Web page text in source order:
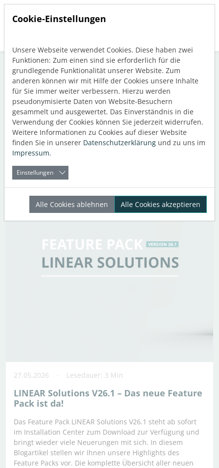
Direkt zur Hauptnavigation springen
Direkt zum Inhalt springen
Schlagwort: Trinkwasser
27.05.2026 Lesedauer: 3 Min
LINEAR Solutions V26.1 – Das neue Feature
Pack ist da!
Das Feature Pack LINEAR Solutions V26.1 steht ab sofort
im Installation Center zum Download zur Verfügung und
bringt wieder viele Neuerungen mit sich. In diesem
Blogartikel stellen wir Ihnen unsere Highlights des
Feature Packs vor. Die komplette Übersicht aller neuen
Cookie-Einstellungen
Unsere Webseite verwendet Cookies. Diese haben zwei
Funktionen: Zum einen sind sie erforderlich für die
grundlegende Funktionalität unserer Website. Zum
anderen können wir mit Hilfe der Cookies unsere Inhalte
für Sie immer weiter verbessern. Hierzu werden
pseudonymisierte Daten von Website-Besuchern
gesammelt und ausgewertet. Das Einverständnis in die
Verwendung der Cookies können Sie jederzeit widerrufen.
Weitere Informationen zu Cookies auf dieser Website
finden Sie in unserer Datenschutzerklärung und zu uns im
Impressum.
Einstellungen
Alle Cookies ablehnen Alle Cookies akzeptieren